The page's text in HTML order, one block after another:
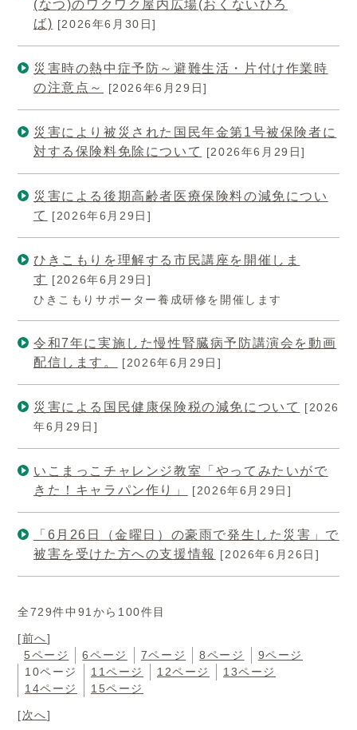
(なつ)のワクワク屋内広場(おくないひろ
ば) [2026年6月30日]
災害時の熱中症予防～避難生活・片付け作業時
の注意点～
[2026年6月29日]
災害により被災された国民年金第1号被保険者に
対する保険料免除について
[2026年6月29日]
災害による後期高齢者医療保険料の減免につい
て
[2026年6月29日]
ひきこもりを理解する市民講座を開催しま
す [2026年6月29日]
ひきこもりサポーター養成研修を開催します
令和7年に実施した慢性腎臓病予防講演会を動画
配信します。
[2026年6月29日]
災害による国民健康保険税の減免について
[2026
年6月29日]
いこまっこチャレンジ教室「やってみたいがで
きた！キャラパン作り」
[2026年6月29日]
「6月26日（金曜日）の豪雨で発生した災害」で
被害を受けた方への支援情報
[2026年6月26日]
全729件中91から100件目
[前へ]
5ページ
6ページ 7ページ 8ページ
9ページ
10ページ
11ページ 12ページ
13ページ
14ページ
15ページ
[次へ]